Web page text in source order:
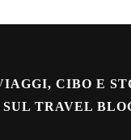
CIBO E
TRAVEL